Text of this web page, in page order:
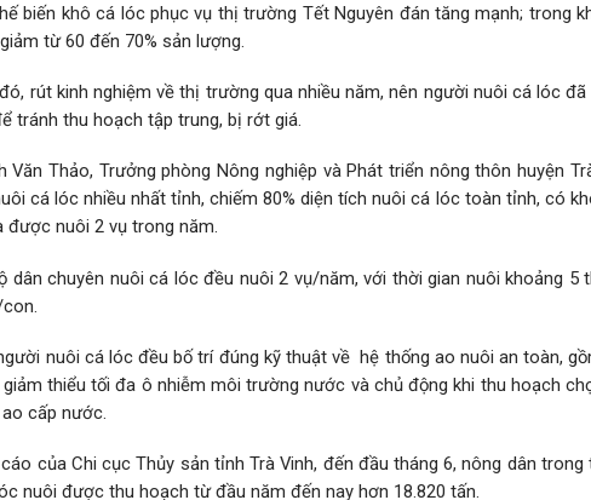
biến khô cá lóc phục vụ thị trường Tết Nguyên đán tăng mạnh; trong
từ 60 đến 70% sản lượng.
rút kinh nghiệm về thị trường qua nhiều năm, nên người nuôi cá lóc
tránh thu hoạch tập trung, bị rớt giá.
Văn Thảo, Trưởng phòng Nông nghiệp và Phát triển nông thôn huyện
cá lóc nhiều nhất tỉnh, chiếm 80% diện tích nuôi cá lóc toàn tỉnh, có
được nuôi 2 vụ trong năm.
dân chuyên nuôi cá lóc đều nuôi 2 vụ/năm, với thời gian nuôi khoảng
nuôi cá lóc đều bố trí đúng kỹ thuật về hệ thống ao nuôi an toàn,
thiểu tối đa ô nhiễm môi trường nước và chủ động khi thu hoạch
cấp nước.
của Chi cục Thủy sản tỉnh Trà Vinh, đến đầu tháng 6, nông dân
nuôi được thu hoạch từ đầu năm đến nay hơn 18.820 tấn.